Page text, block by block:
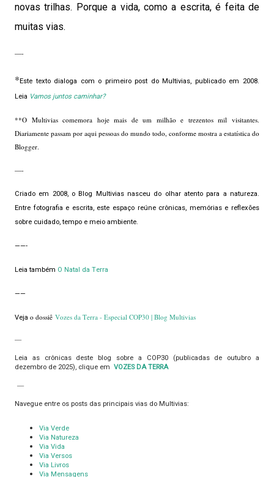
novas trilhas. Porque a vida, como a escrita, é feita de
muitas vias.
—-
*Este texto dialoga com o primeiro post do Multivias, publicado em 2008.
Leia Vamos juntos caminhar?
**O Multivias comemora hoje mais de um milhão e trezentos mil visitantes.
Diariamente passam por aqui pessoas do mundo todo, conforme mostra a estatística do
Blogger.
—-
Criado em 2008, o Blog Multivias nasceu do olhar atento para a natureza.
Entre fotografia e escrita, este espaço reúne crônicas, memórias e reflexões
sobre cuidado, tempo e meio ambiente.
——-
Leia também O Natal da Terra
——
Veja o dossiê Vozes da Terra - Especial COP30 | Blog Multivias
—
Leia as crônicas deste blog sobre a COP30 (publicadas de outubro a
dezembro de 2025), clique em VOZES DA TERRA
—
Navegue entre os posts das principais vias do Multivias:
Via Verde
Via Natureza
Via Vida
Via Versos
Via Livros
Via Mensagens